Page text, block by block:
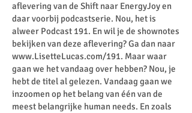
aflevering van de Shift naar EnergyJoy en
daar voorbij podcastserie. Nou, het is
alweer Podcast 191. En wil je de shownotes
bekijken van deze aflevering? Ga dan naar
www.LisetteLucas.com/191. Maar waar
gaan we het vandaag over hebben? Nou, je
hebt de titel al gelezen. Vandaag gaan we
inzoomen op het belang van één van de
meest belangrijke human needs. En zoals